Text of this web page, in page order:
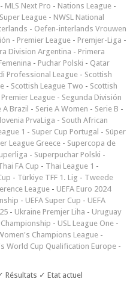
- MLS Next Pro - Nations League -
League - NWSL National
- Oefen-interlands Vrouwen
- Premier League - Premjer-Liga -
Division Argentina - Primera
- Puchar Polski - Qatar
Professional League - Scottish
- Scottish League Two - Scottish
League - Segunda División
A Brazil - Serie A Women - Serie B -
PrvaLiga - South African
1 - Super Cup Portugal - Süper
League Greece - Supercopa de
- Superpuchar Polski -
FA Cup - Thai League 1 -
- Türkiye TFF 1. Lig - Tweede
League - UEFA Euro 2024
- UEFA Super Cup - UEFA
- Ukraine Premjer Liha - Uruguay
Championship - USL League One -
Champions League -
World Cup Qualification Europe -
✓ Etat actuel